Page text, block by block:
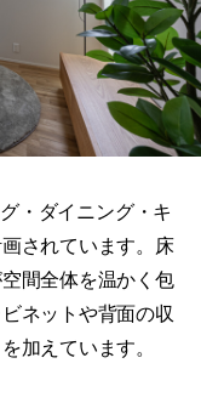
・ダイニング・キ
されています。床
間全体を温かく包
ネットや背面の収
加えています。